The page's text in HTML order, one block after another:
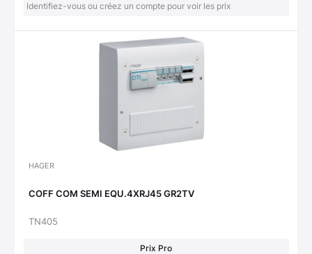
Identifiez-vous ou créez un compte pour voir les prix
HAGER
COFF COM SEMI EQU.4XRJ45 GR2TV
TN405
Prix Pro